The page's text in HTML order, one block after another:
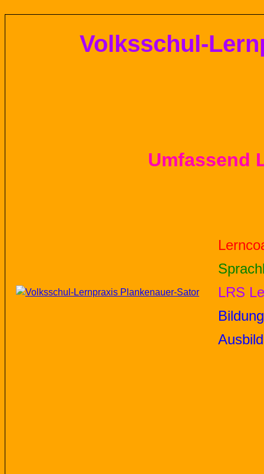
Volksschul-Lern
Umfassend
Lern
LRS